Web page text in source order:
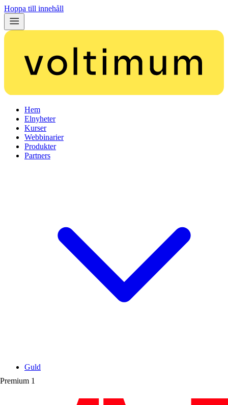
Hoppa till innehåll
Hem
Elnyheter
Kurser
Webbinarier
Produkter
Partners
Premium 1
Guld